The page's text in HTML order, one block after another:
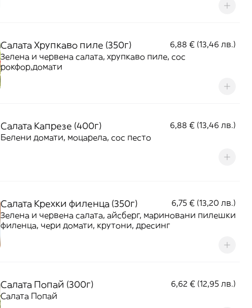
Салата Хрупкаво пиле (350г)
6,88 € (13,46 лв.)
Зелена и червена салата, хрупкаво пиле, сос
рокфор,домати
Салата Капрезе (400г)
6,88 € (13,46 лв.)
Белени домати, моцарела, сос песто
Салата Крехки филенца (350г)
6,75 € (13,20 лв.)
Зелена и червена салата, айсберг, мариновани пилешки
филенца, чери домати, крутони, дресинг
Салата Попай (300г)
6,62 € (12,95 лв.)
Салата Попай